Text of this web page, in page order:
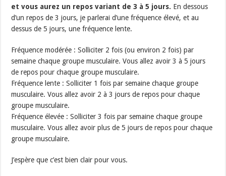
et vous aurez un repos variant de 3 à 5 jours. En dessous
d’un repos de 3 jours, je parlerai d’une fréquence élevé, et au
dessus de 5 jours, une fréquence lente.
Fréquence modérée : Solliciter 2 fois (ou environ 2 fois) par
semaine chaque groupe musculaire. Vous allez avoir 3 à 5 jours
de repos pour chaque groupe musculaire.
Fréquence lente : Solliciter 1 fois par semaine chaque groupe
musculaire. Vous allez avoir 2 à 3 jours de repos pour chaque
groupe musculaire.
Fréquence élevée : Solliciter 3 fois par semaine chaque groupe
musculaire. Vous allez avoir plus de 5 jours de repos pour chaque
groupe musculaire.
J’espère que c’est bien clair pour vous.